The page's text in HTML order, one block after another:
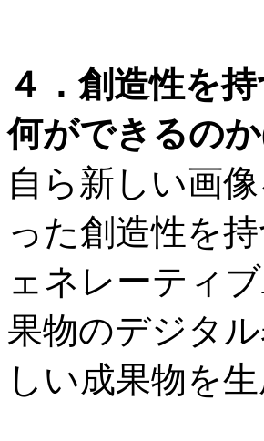
４．創造性を
何ができるの
自ら新しい画
った創造性を
ェネレーティ
果物のデジタ
しい成果物を